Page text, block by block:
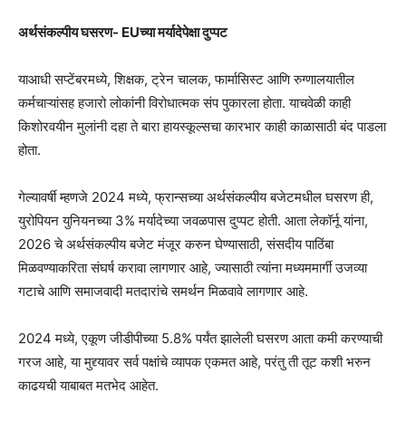
अर्थसंकल्पीय घसरण- EUच्या मर्यादेपेक्षा दुप्पट
याआधी सप्टेंबरमध्ये, शिक्षक, ट्रेन चालक, फार्मासिस्ट आणि रुग्णालयातील
कर्मचाऱ्यांसह हजारो लोकांनी विरोधात्मक संप पुकारला होता. याचवेळी काही
किशोरवयीन मुलांनी दहा ते बारा हायस्कूल्सचा कारभार काही काळासाठी बंद पाडला
होता.
गेल्यावर्षी म्हणजे 2024 मध्ये, फ्रान्सच्या अर्थसंकल्पीय बजेटमधील घसरण ही,
युरोपियन युनियनच्या 3% मर्यादेच्या जवळपास दुप्पट होती. आता लेकॉर्नू यांना,
2026 चे अर्थसंकल्पीय बजेट मंजूर करुन घेण्यासाठी, संसदीय पाठिंबा
मिळवण्याकरिता संघर्ष करावा लागणार आहे, ज्यासाठी त्यांना मध्यममार्गी उजव्या
गटाचे आणि समाजवादी मतदारांचे समर्थन मिळवावे लागणार आहे.
2024 मध्ये, एकूण जीडीपीच्या 5.8% पर्यंत झालेली घसरण आता कमी करण्याची
गरज आहे, या मुद्द्यावर सर्व पक्षांचे व्यापक एकमत आहे, परंतु ती तूट कशी भरुन
काढयची याबाबत मतभेद आहेत.